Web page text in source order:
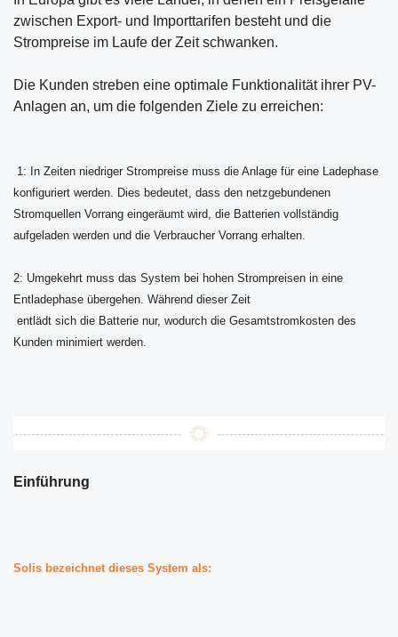
zwischen Export- und Importtarifen besteht und die
Strompreise im Laufe der Zeit schwanken.
Die Kunden streben eine optimale Funktionalität ihrer PV-
Anlagen an, um die folgenden Ziele zu erreichen:
1: In Zeiten niedriger Strompreise muss die Anlage für eine Ladephase
konfiguriert werden. Dies bedeutet, dass den netzgebundenen
Stromquellen Vorrang eingeräumt wird, die Batterien vollständig
aufgeladen werden und die Verbraucher Vorrang erhalten.
2: Umgekehrt muss das System bei hohen Strompreisen in eine
Entladephase übergehen. Während dieser Zeit
entlädt sich die Batterie nur, wodurch die Gesamtstromkosten des
Kunden minimiert werden.
Einführung
Solis bezeichnet dieses System als: